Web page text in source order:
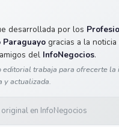
desarrollada por los
Paraguayo gracias a la
del InfoNegocios.
editorial trabaja para ofrecerte la
y actualizada.
en InfoNegocios